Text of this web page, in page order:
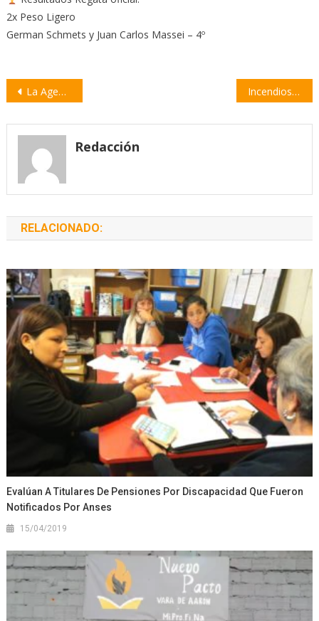
2x Peso Ligero
German Schmets y Juan Carlos Massei – 4º
Navegación
entradas
La Agencia de Desarrollo del Departamento Constitución se reunió con Giacomino Incendios en las islas: la Provincia se presentará ante la Justicia
Redacción
RELACIONADO:
Evalúan A Titulares De Pensiones Por Discapacidad Que Fueron
Notificados Por Anses
15/04/2019